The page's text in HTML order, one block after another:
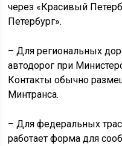
через «Красивый
Петербург».
– Для региональных
автодорог при
Контакты обычно
Минтранса.
– Для федеральных
работает форма для